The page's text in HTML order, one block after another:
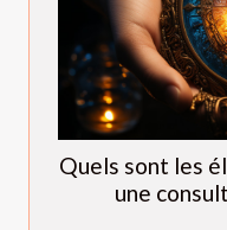
Quels sont les
une